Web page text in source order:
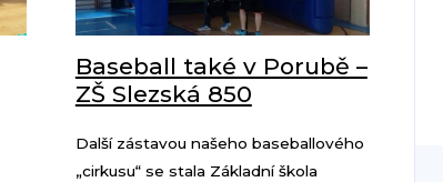
Baseball také v Porubě –
ZŠ Slezská 850
Další zástavou našeho baseballového
„cirkusu“ se stala Základní škola